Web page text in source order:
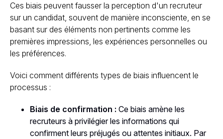
Ces biais peuvent fausser la perception d'un recruteur
sur un candidat, souvent de manière inconsciente, en se
basant sur des éléments non pertinents comme les
premières impressions, les expériences personnelles ou
les préférences.
Voici comment différents types de biais influencent le
processus :
Biais de confirmation : Ce biais amène les
recruteurs à privilégier les informations qui
confirment leurs préjugés ou attentes initiaux. Par